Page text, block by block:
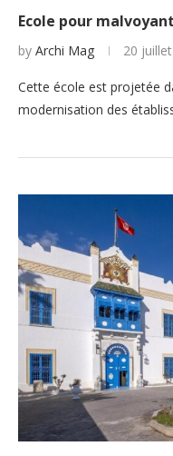
Ecole pour
by Archi Mag 20
Cette école est projetée
modernisation des